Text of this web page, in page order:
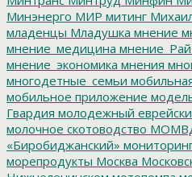
Минэнерго МИР митинг
младенцы Младушка мнение
мнение_медицина
мнение_экономика мнения
многодетные_семьи
мобильное приложение
Гвардия молодежный
молочное скотоводство
«Биробиджанский»
морепродукты Москва